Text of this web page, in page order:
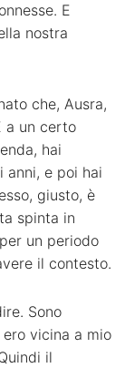
E
nostra
che, Ausra,
a un certo
hai
anni, e poi hai
giusto, è
spinta in
un periodo
il contesto.
Sono
vicina a mio
il